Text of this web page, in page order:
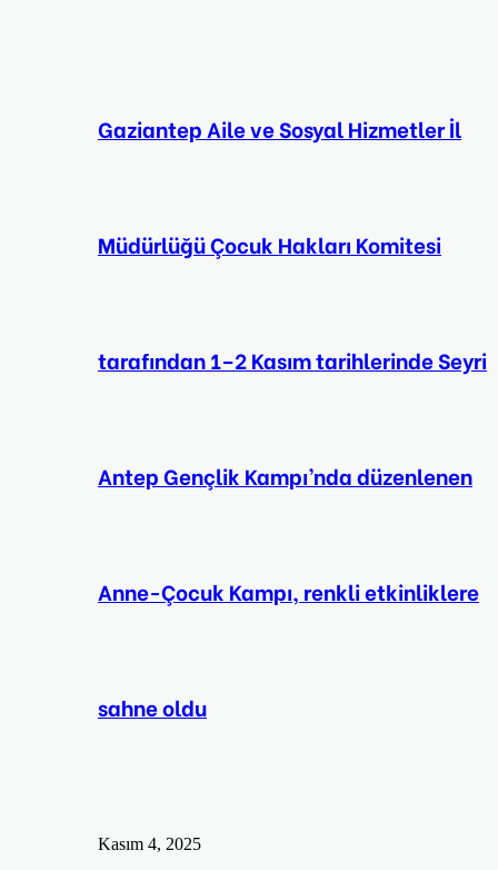
Gaziantep Aile ve Sosyal Hizmetler İl
Müdürlüğü Çocuk Hakları Komitesi
tarafından 1–2 Kasım tarihlerinde Seyri
Antep Gençlik Kampı’nda düzenlenen
Anne-Çocuk Kampı, renkli etkinliklere
sahne oldu
Kasım 4, 2025